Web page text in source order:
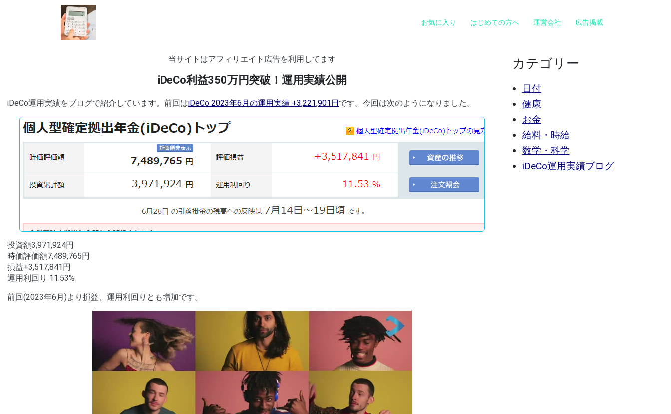
お気に入り はじめての方へ 運営会社 広告掲載
当サイトはアフィリエイト広告を利用してます
iDeCo利益350万円突破！運用実績公開
iDeCo運用実績をブログで紹介しています。前回はiDeCo 2023年6月の運用実績 +3,221,901円です。今回は次のようになりました。
投資額3,971,924円
時価評価額7,489,765円
損益+3,517,841円
運用利回り 11.53%
前回(2023年6月)より損益、運用利回りとも増加です。
カテゴリー
日付
健康
お金
給料・時給
数学・科学
iDeCo運用実績ブログ